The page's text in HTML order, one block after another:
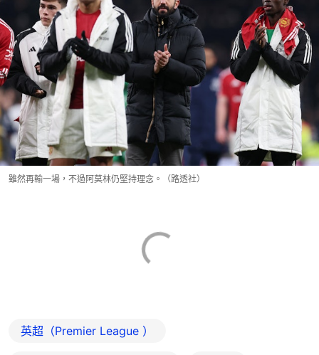
雖然再輸一場，不過阿莫林仍堅持理念。（路透社）
英超（Premier League ）